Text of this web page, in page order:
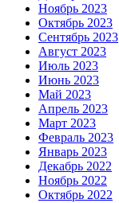
Ноябрь 2023
Октябрь 2023
Сентябрь 2023
Август 2023
Июль 2023
Июнь 2023
Май 2023
Апрель 2023
Март 2023
Февраль 2023
Январь 2023
Декабрь 2022
Ноябрь 2022
Октябрь 2022